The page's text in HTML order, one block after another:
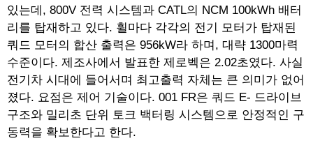
있는데, 800V 전력 시스템과 CATL의 NCM 100kWh 배터
리를 탑재하고 있다. 휠마다 각각의 전기 모터가 탑재된
쿼드 모터의 합산 출력은 956kW라 하며, 대략 1300마력
수준이다. 제조사에서 발표한 제로벡은 2.02초였다. 사실
전기차 시대에 들어서며 최고출력 자체는 큰 의미가 없어
졌다. 요점은 제어 기술이다. 001 FR은 쿼드 E- 드라이브
구조와 밀리초 단위 토크 백터링 시스템으로 안정적인 구
동력을 확보한다고 한다.